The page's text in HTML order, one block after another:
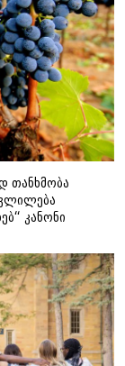
თანხმობა
კანონი